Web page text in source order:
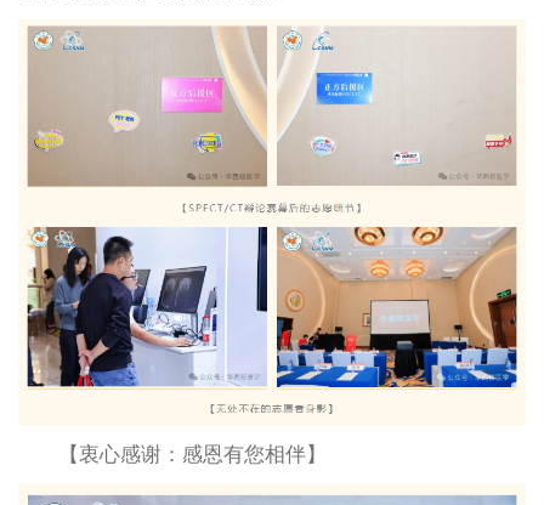
【衷心感谢：感恩有您相伴】